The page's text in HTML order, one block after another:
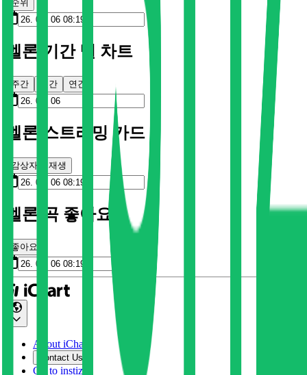
순위
멜론 기간 별 차트
주간 월간 연간
멜론 스트리밍 카드
감상자 재생
멜론 곡 좋아요
좋아요
About iChart
Contact Us
Go to instiz